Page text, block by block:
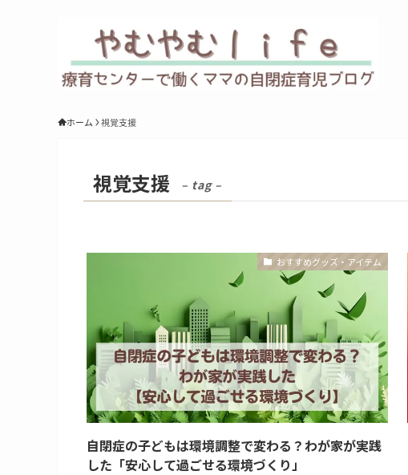
ホーム 視覚支援
視覚支援 – tag –
おすすめグッズ・アイテム
自閉症の子どもは環境調整で変わる？わが家が実践
した「安心して過ごせる環境づくり」